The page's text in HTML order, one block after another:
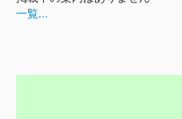
一覧...